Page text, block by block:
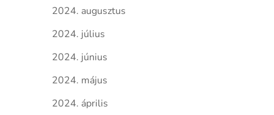
2024. augusztus
2024. július
2024. június
2024. május
2024. április